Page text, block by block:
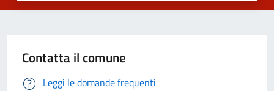
Contatta il comune
Leggi le domande frequenti